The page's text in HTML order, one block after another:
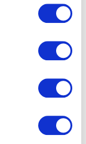
specialisti in
con
dell’Alleanza,
maggio 2015